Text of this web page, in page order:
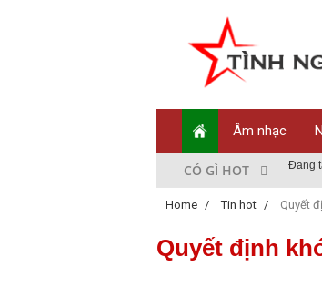
Âm nhạc
CÓ GÌ HOT Đang
Home / Tin hot / Quyết
Quyết định